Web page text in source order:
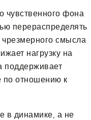
чувственного фона
перераспределять
смысла
нагрузку на
поддерживает
по отношению к
в динамике, а не